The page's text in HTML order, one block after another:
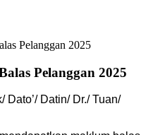
Pelanggan 2025
Pelanggan 2025
Dato’/ Datin/ Dr./ Tuan/